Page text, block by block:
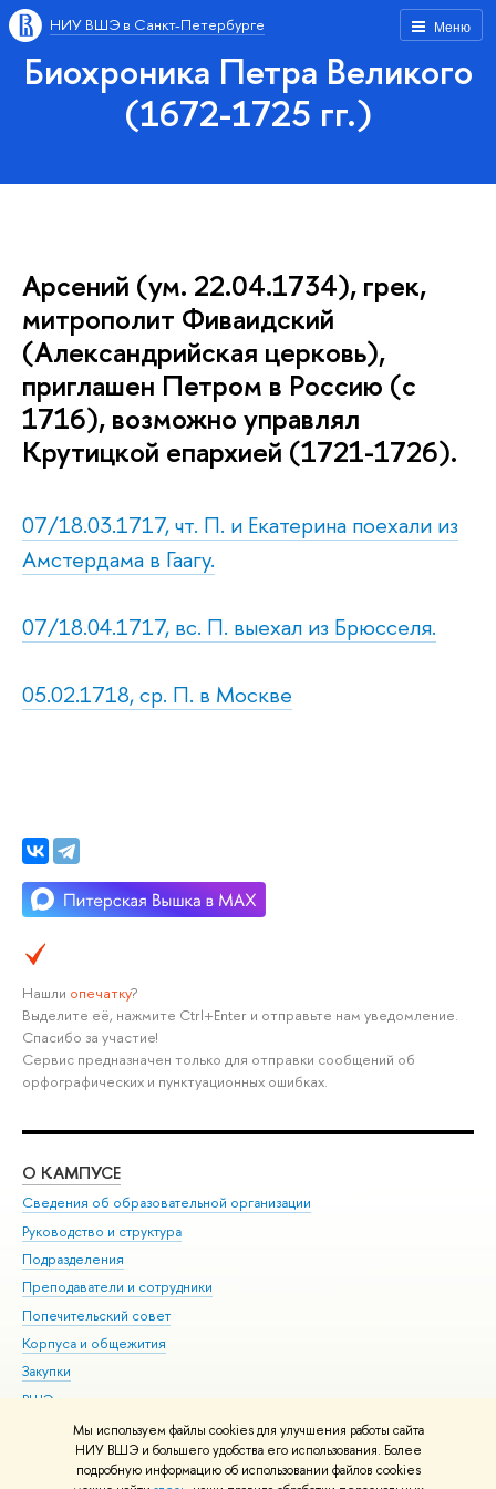
Мы используем файлы cookies для улучшения работы сайта
НИУ ВШЭ и большего удобства его использования. Более
подробную информацию об использовании файлов cookies
Меню
НИУ ВШЭ в Санкт-Петербурге
Биохроника Петра Великого
(1672-1725 гг.)
Арсений (ум. 22.04.1734), грек,
митрополит Фиваидский
(Александрийская церковь),
приглашен Петром в Россию (с
1716), возможно управлял
Крутицкой епархией (1721-1726).
07/18.03.1717, чт. П. и Екатерина поехали из
Амстердама в Гаагу.
07/18.04.1717, вс. П. выехал из Брюсселя.
05.02.1718, ср. П. в Москве
Нашли опечатку?
Выделите её, нажмите Ctrl+Enter и отправьте нам уведомление.
Спасибо за участие!
Сервис предназначен только для отправки сообщений об
орфографических и пунктуационных ошибках.
О КАМПУСЕ
Сведения об образовательной организации
Руководство и структура
Подразделения
Преподаватели и сотрудники
Попечительский совет
Корпуса и общежития
Закупки
ВШЭ для студентов с ограниченными возможностями
здоровья и инвалидностью
Версия для слабовидящих
Единая платежная страница